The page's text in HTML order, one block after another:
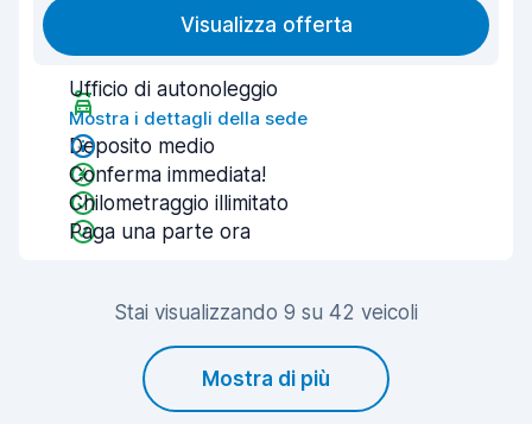
Visualizza offerta
Ufficio di autonoleggio
Mostra i dettagli della sede
Deposito medio
Conferma immediata!
Chilometraggio illimitato
Paga una parte ora
Stai visualizzando 9 su 42 veicoli
Mostra di più